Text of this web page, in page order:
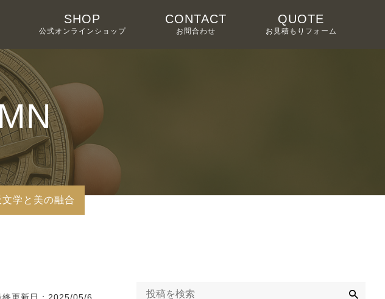
SHOP
公式オンラインショップ
CONTACT
お問合わせ
QUOTE
お見積もりフォーム
学と美の融合